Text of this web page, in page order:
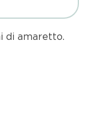
di amaretto.